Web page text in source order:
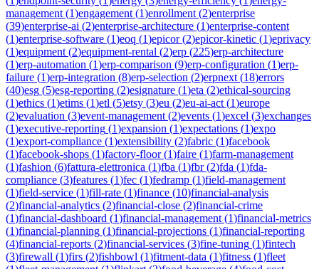
management (1)engagement (1)enrollment (2)enterprise
(39)enterprise-ai (2)enterprise-architecture (1)enterprise-content
(1)enterprise-software (1)eoq (1)epicor(2)epicor-kinetic (1)eprivacy
(1)equipment (2)equipment-rental (2)erp (225)erp-architecture
(1)erp-automation (1)erp-comparison (9)erp-configuration (1)erp-
failure (1)erp-integration (8)erp-selection (2)erpnext (18)errors
(40)esg (5)esg-reporting (2)esignature (1)eta (2)ethical-sourcing
(1)ethics (1)etims (1)etl (5)etsy (3)eu (2)eu-ai-act (1)europe
(2)evaluation (3)event-management (2)events (1)excel (3)exchanges
(1)executive-reporting (1)expansion (1)expectations (1)expo
(1)export-compliance (1)extensibility (2)fabric (1)facebook
(1)facebook-shops (1)factory-floor(1)faire (1)farm-management
(1)fashion (6)fattura-elettronica (1)fba (1)fbr(2)fda (1)fda-
compliance (3)features (1)fec (1)fedramp (1)field-management
(1)field-service (1)fill-rate (1)finance (10)financial-analysis
(2)financial-analytics (2)financial-close (2)financial-crime
(1)financial-dashboard (1)financial-management (1)financial-metrics
(1)financial-planning (1)financial-projections (1)financial-reporting
(4)financial-reports (2)financial-services (3)fine-tuning (1)fintech
(3)firewall (1)firs (2)fishbowl (1)fitment-data (1)fitness (1)fleet